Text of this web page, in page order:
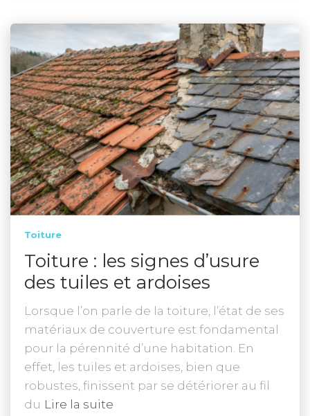
Toiture
Toiture : les signes d’usure
des tuiles et ardoises
Lorsque l’on parle de la toiture, l’état de ses
matériaux de couverture est fondamental
pour la pérennité d’une habitation. En
effet, les tuiles et ardoises, bien que
robustes, finissent par se détériorer au fil
du Lire la suite